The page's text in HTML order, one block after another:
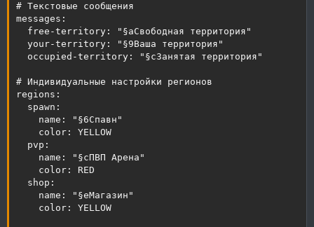
# Текстовые сообщения
messages:
  free-territory: "§aСвободная территория"
  your-territory: "§9Ваша территория"
  occupied-territory: "§cЗанятая территория"
# Индивидуальные настройки регионов
regions:
  spawn:
    name: "§6Спавн"
    color: YELLOW
  pvp:
    name: "§cПВП Арена"
    color: RED
  shop:
    name: "§eМагазин"
    color: YELLOW